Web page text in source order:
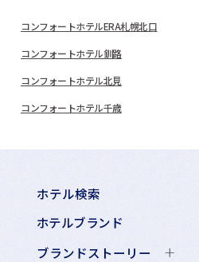
コンフォートホテルERA札幌北口
コンフォートホテル釧路
コンフォートホテル北見
コンフォートホテル千歳
ホテル検索
ホテルブランド
ブランドストーリー